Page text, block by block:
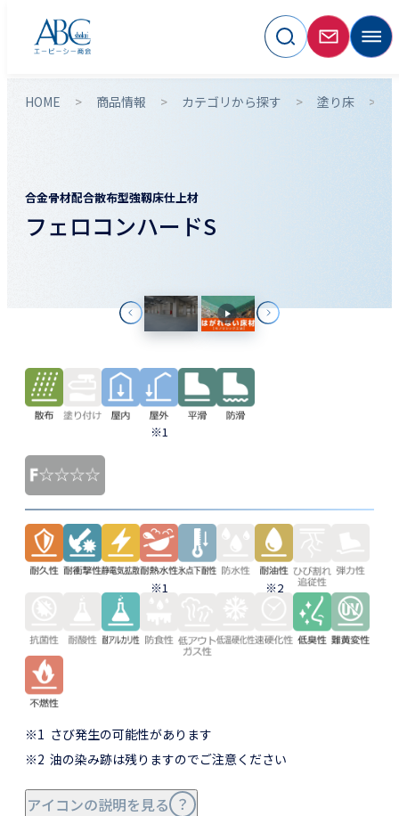
HOME 商品情報 カテゴリから探す 塗り床
合金骨材配合散布型強靱床仕上材
フェロコンハードS
※1
※1 ※2
※1 さび発生の可能性があります
※2 油の染み跡は残りますのでご注意ください
アイコンの説明を見る